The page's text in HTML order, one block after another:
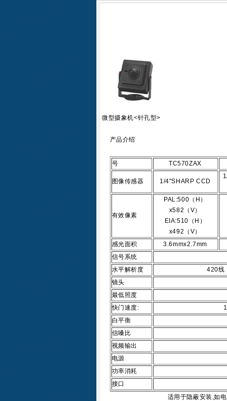
微型摄象机<针孔型>
产品介绍
号 TC570ZAX
图像传感器 1/4"SHARP CCD
有效像素
PAL:500（H）
x582（V）
EIA:510（H）
x492（V）
感光面积
3.6mmx2.7mm
信号系统
水平解析度
420线
镜头
最低照度
快门速度:
白平衡
信嗓比
视频输出
电源
功率消耗
接口
适用于隐蔽安装,如电梯